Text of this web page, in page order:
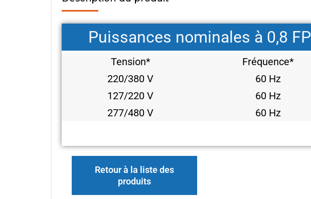
Puissances nominales à 0,8 FP
Tension*
220/380 V
127/220 V
277/480 V
Fréquence*
60 Hz
60 Hz
60 Hz
Retour à la liste des
produits